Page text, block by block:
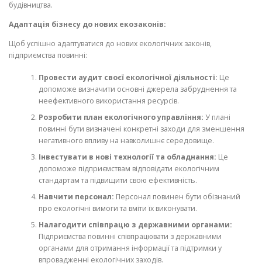
будівництва.
Адаптація бізнесу до нових екозаконів:
Щоб успішно адаптуватися до нових екологічних законів,
підприємства повинні:
Провести аудит своєї екологічної діяльності: Це
допоможе визначити основні джерела забруднення та
неефективного використання ресурсів.
Розробити план екологічного управління: У плані
повинні бути визначені конкретні заходи для зменшення
негативного впливу на навколишнє середовище.
Інвестувати в нові технології та обладнання: Це
допоможе підприємствам відповідати екологічним
стандартам та підвищити свою ефективність.
Навчити персонал: Персонал повинен бути обізнаний
про екологічні вимоги та вміти їх виконувати.
Налагодити співпрацю з державними органами:
Підприємства повинні співпрацювати з державними
органами для отримання інформації та підтримки у
впровадженні екологічних заходів.